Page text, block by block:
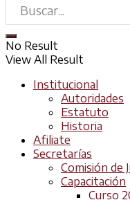
No Result
View All Result
Institucional
Autoridades
Estatuto
Historia
Afiliate
Secretarías
Comisión de
Capacitación
Curso